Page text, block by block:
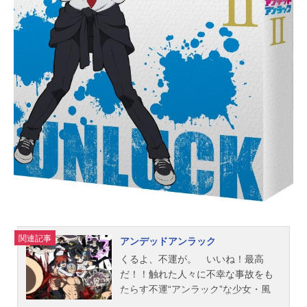
関連記事
アンデッドアンラック
くるよ、不運が。 いいね！最高
だ！！触れた人々に不幸な事故をも
たらす不運“アンラック”な少女・風